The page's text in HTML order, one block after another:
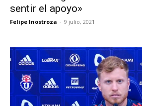
sentir el apoyo»
Felipe Inostroza - 9 julio, 2021